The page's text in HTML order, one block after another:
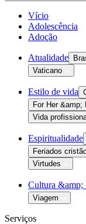
Vício
Adolescência
Adoção
Atualidade
Vaticano
Estilo de vida
For Her &amp;
Vida
Espiritualidade
Feriados
Virtudes
Cultura &amp;
Viagem
Serviços